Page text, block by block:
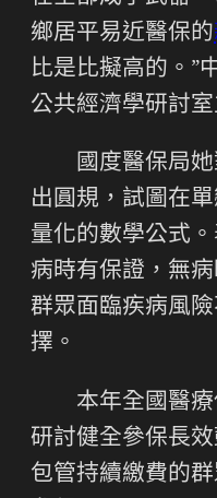
鄉居平易近醫保的
比是比擬高的。”
公共經濟學研討室
國度醫保局
出圓規，試圖在
量化的數學公式
病時有保證，無
群眾面臨疾病風
擇。
本年全國醫
研討健全參保長
包管持續繳費的